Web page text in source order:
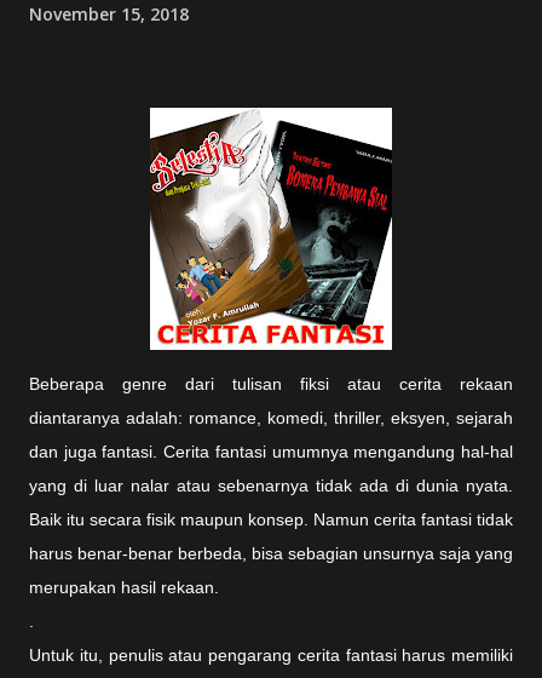
November 15, 2018
Beberapa genre dari tulisan fiksi atau cerita rekaan
diantaranya adalah: romance, komedi, thriller, eksyen, sejarah
dan juga fantasi. Cerita fantasi umumnya mengandung hal-hal
yang di luar nalar atau sebenarnya tidak ada di dunia nyata.
Baik itu secara fisik maupun konsep. Namun cerita fantasi tidak
harus benar-benar berbeda, bisa sebagian unsurnya saja yang
merupakan hasil rekaan.
Untuk itu, penulis atau pengarang cerita fantasi harus memiliki